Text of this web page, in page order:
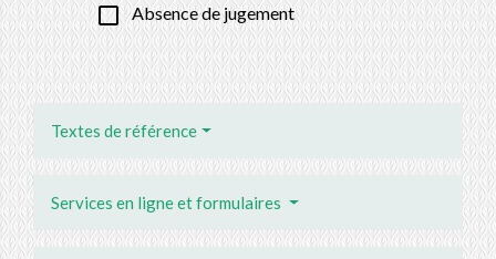
check_box_outline_blank Absence de jugement
Textes de référence
Services en ligne et formulaires